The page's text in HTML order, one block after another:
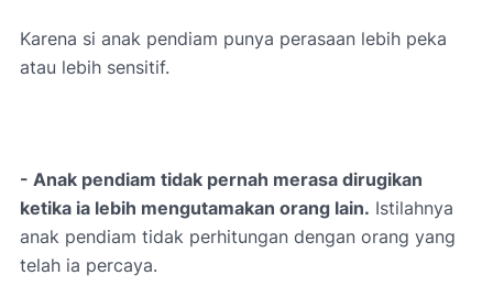
Karena si anak pendiam punya perasaan lebih peka
atau lebih sensitif.
- Anak pendiam tidak pernah merasa dirugikan
ketika ia lebih mengutamakan orang lain. Istilahnya
anak pendiam tidak perhitungan dengan orang yang
telah ia percaya.